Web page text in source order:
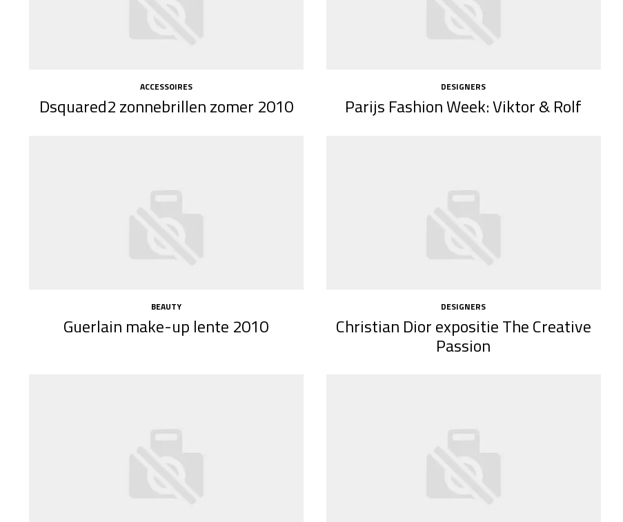
ACCESSOIRES
Dsquared2 zonnebrillen zomer 2010
DESIGNERS
Parijs Fashion Week: Viktor & Rolf
BEAUTY
Guerlain make-up lente 2010
DESIGNERS
Christian Dior expositie The Creative
Passion